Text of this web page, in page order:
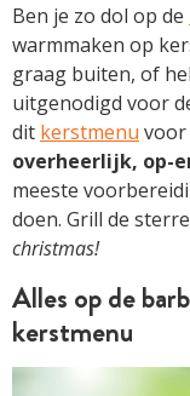
Ben je zo dol op de
warmmaken op
graag buiten, of
uitgenodigd voor
dit kerstmenu voor
overheerlijk, op-
meeste
doen. Grill de
christmas!
Alles op de
kerstmenu